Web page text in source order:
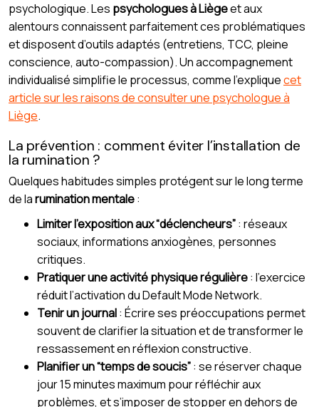
psychologique. Les psychologues à Liègeet aux
alentours connaissent parfaitement ces problématiques
et disposent d’outils adaptés (entretiens, TCC, pleine
conscience, auto-compassion). Un accompagnement
individualisé simplifie le processus, comme l’expliquecet
article sur les raisons de consulter une psychologue à
Liège.
La prévention : comment éviter l’installation de
la rumination ?
Quelques habitudes simples protégent sur le long terme
de larumination mentale:
Limiter l’exposition aux “déclencheurs”: réseaux
sociaux, informations anxiogènes, personnes
critiques.
Pratiquer une activité physique régulière: l’exercice
réduit l’activation du Default Mode Network.
Tenir un journal: Écrire ses préoccupations permet
souvent de clarifier la situation et de transformer le
ressassement en réflexion constructive.
Planifier un “temps de soucis”: se réserver chaque
jour 15 minutes maximum pour réfléchir aux
problèmes, et s’imposer de stopper en dehors de